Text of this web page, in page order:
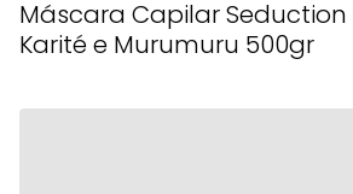
Máscara Capilar
Karité e Murumuru 500gr